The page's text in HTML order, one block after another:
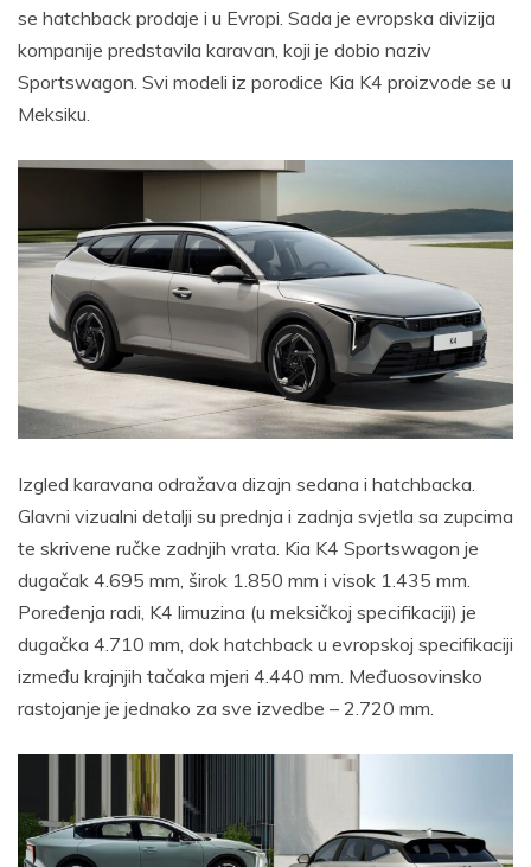
se hatchback prodaje i u Evropi. Sada je evropska divizija
kompanije predstavila karavan, koji je dobio naziv
Sportswagon. Svi modeli iz porodice Kia K4 proizvode se u
Meksiku.
Izgled karavana odražava dizajn sedana i hatchbacka.
Glavni vizualni detalji su prednja i zadnja svjetla sa zupcima
te skrivene ručke zadnjih vrata. Kia K4 Sportswagon je
dugačak 4.695 mm, širok 1.850 mm i visok 1.435 mm.
Poređenja radi, K4 limuzina (u meksičkoj specifikaciji) je
dugačka 4.710 mm, dok hatchback u evropskoj specifikaciji
između krajnjih tačaka mjeri 4.440 mm. Međuosovinsko
rastojanje je jednako za sve izvedbe – 2.720 mm.